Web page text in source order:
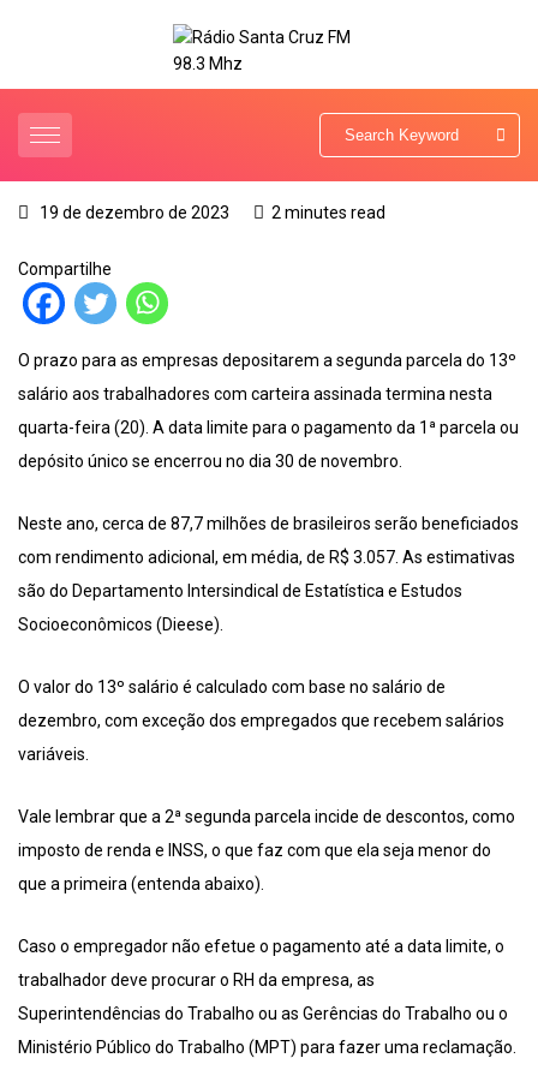
19 de dezembro de 2023 2 minutes read
Compartilhe
O prazo para as empresas depositarem a segunda parcela do 13º
salário aos trabalhadores com carteira assinada termina nesta
quarta-feira (20). A data limite para o pagamento da 1ª parcela ou
depósito único se encerrou no dia 30 de novembro.
Neste ano, cerca de 87,7 milhões de brasileiros serão beneficiados
com rendimento adicional, em média, de R$ 3.057. As estimativas
são do Departamento Intersindical de Estatística e Estudos
Socioeconômicos (Dieese).
O valor do 13º salário é calculado com base no salário de
dezembro, com exceção dos empregados que recebem salários
variáveis.
Vale lembrar que a 2ª segunda parcela incide de descontos, como
imposto de renda e INSS, o que faz com que ela seja menor do
que a primeira (entenda abaixo).
Caso o empregador não efetue o pagamento até a data limite, o
trabalhador deve procurar o RH da empresa, as
Superintendências do Trabalho ou as Gerências do Trabalho ou o
Ministério Público do Trabalho (MPT) para fazer uma reclamação.